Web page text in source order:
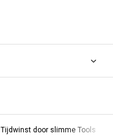
Tijdwinst door slimme Tools